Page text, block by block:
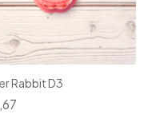
Rabbit D3